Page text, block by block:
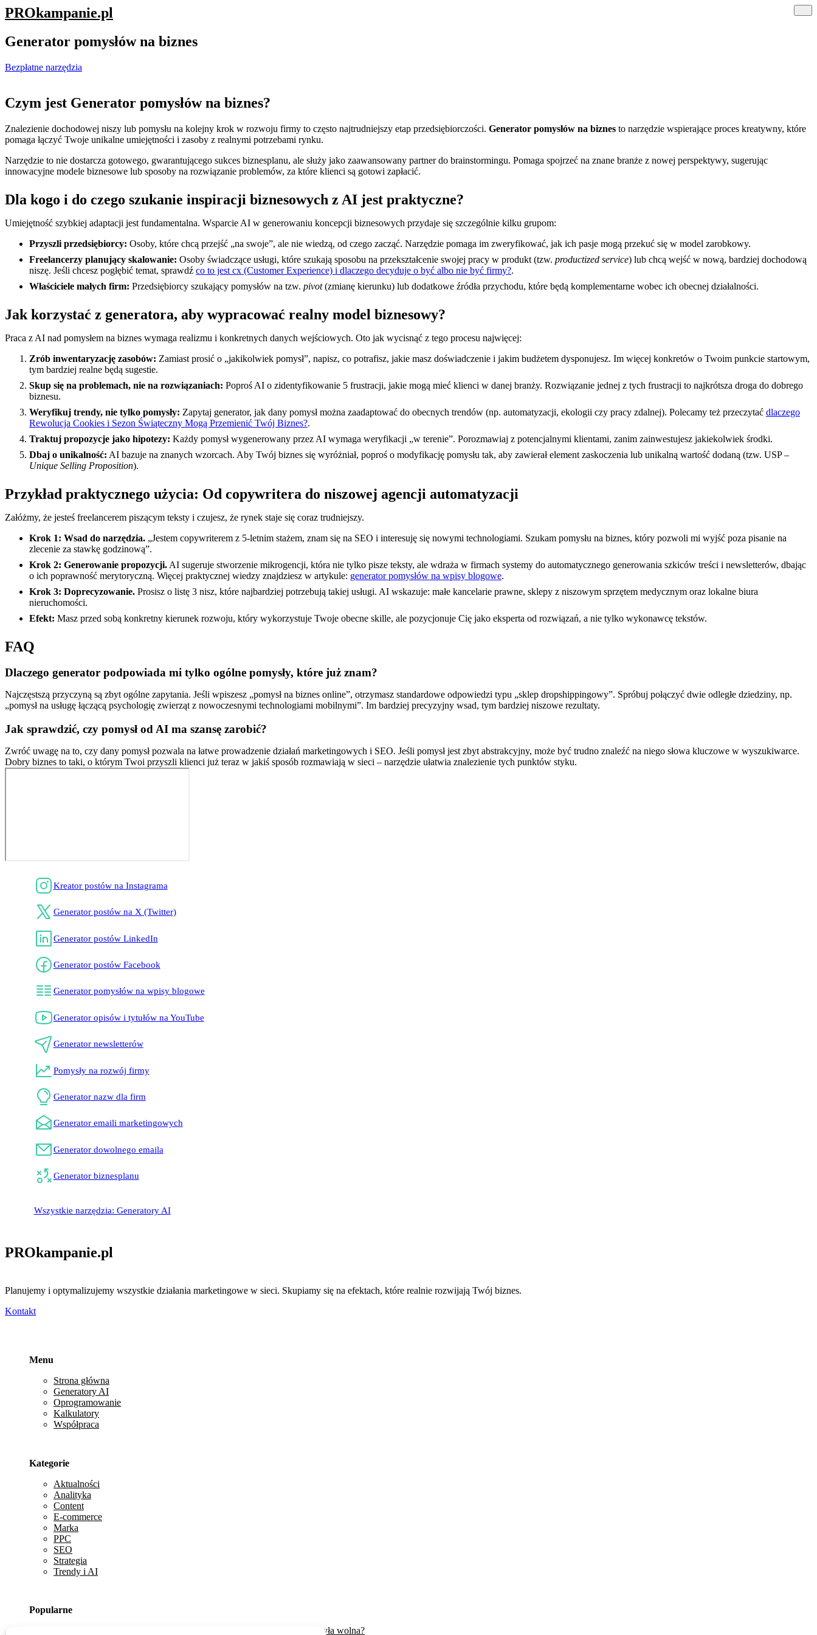
PROkampanie.pl
Generator pomysłów na biznes
Bezpłatne narzędzia
Czym jest Generator pomysłów na biznes?
Znalezienie dochodowej niszy lub pomysłu na kolejny krok w rozwoju firmy to często najtrudniejszy etap przedsiębiorczości. Generator pomysłów na biznes to narzędzie wspierające proces kreatywny, które
pomaga łączyć Twoje unikalne umiejętności i zasoby z realnymi potrzebami rynku.
Narzędzie to nie dostarcza gotowego, gwarantującego sukces biznesplanu, ale służy jako zaawansowany partner do brainstormingu. Pomaga spojrzeć na znane branże z nowej perspektywy, sugerując
innowacyjne modele biznesowe lub sposoby na rozwiązanie problemów, za które klienci są gotowi zapłacić.
Dla kogo i do czego szukanie inspiracji biznesowych z AI jest praktyczne?
Umiejętność szybkiej adaptacji jest fundamentalna. Wsparcie AI w generowaniu koncepcji biznesowych przydaje się szczególnie kilku grupom:
Przyszli przedsiębiorcy: Osoby, które chcą przejść „na swoje”, ale nie wiedzą, od czego zacząć. Narzędzie pomaga im zweryfikować, jak ich pasje mogą przekuć się w model zarobkowy.
Freelancerzy planujący skalowanie: Osoby świadczące usługi, które szukają sposobu na przekształcenie swojej pracy w produkt (tzw. productized service) lub chcą wejść w nową, bardziej dochodową
niszę. Jeśli chcesz pogłębić temat, sprawdź co to jest cx (Customer Experience) i dlaczego decyduje o być albo nie być firmy?.
Właściciele małych firm: Przedsiębiorcy szukający pomysłów na tzw. pivot(zmianę kierunku) lub dodatkowe źródła przychodu, które będą komplementarne wobec ich obecnej działalności.
Jak korzystać z generatora, aby wypracować realny model biznesowy?
Praca z AI nad pomysłem na biznes wymaga realizmu i konkretnych danych wejściowych. Oto jak wycisnąć z tego procesu najwięcej:
Zrób inwentaryzację zasobów: Zamiast prosić o „jakikolwiek pomysł”, napisz, co potrafisz, jakie masz doświadczenie i jakim budżetem dysponujesz. Im więcej konkretów o Twoim punkcie startowym,
tym bardziej realne będą sugestie.
Skup się na problemach, nie na rozwiązaniach: Poproś AI o zidentyfikowanie 5 frustracji, jakie mogą mieć klienci w danej branży. Rozwiązanie jednej z tych frustracji to najkrótsza droga do dobrego
biznesu.
Weryfikuj trendy, nie tylko pomysły: Zapytaj generator, jak dany pomysł można zaadaptować do obecnych trendów (np. automatyzacji, ekologii czy pracy zdalnej). Polecamy też przeczytać dlaczego
Rewolucja Cookies i Sezon Świąteczny Mogą Przemienić Twój Biznes?.
Traktuj propozycje jako hipotezy: Każdy pomysł wygenerowany przez AI wymaga weryfikacji „w terenie”. Porozmawiaj z potencjalnymi klientami, zanim zainwestujesz jakiekolwiek środki.
Dbaj o unikalność: AI bazuje na znanych wzorcach. Aby Twój biznes się wyróżniał, poproś o modyfikację pomysłu tak, aby zawierał element zaskoczenia lub unikalną wartość dodaną (tzw. USP –
Unique Selling Proposition).
Przykład praktycznego użycia: Od copywritera do niszowej agencji automatyzacji
Załóżmy, że jesteś freelancerem piszącym teksty i czujesz, że rynek staje się coraz trudniejszy.
Krok 1: Wsad do narzędzia. „Jestem copywriterem z 5-letnim stażem, znam się na SEO i interesuję się nowymi technologiami. Szukam pomysłu na biznes, który pozwoli mi wyjść poza pisanie na
zlecenie za stawkę godzinową”.
Krok 2: Generowanie propozycji. AI sugeruje stworzenie mikrogencji, która nie tylko pisze teksty, ale wdraża w firmach systemy do automatycznego generowania szkiców treści i newsletterów, dbając
o ich poprawność merytoryczną. Więcej praktycznej wiedzy znajdziesz w artykule: generator pomysłów na wpisy blogowe.
Krok 3: Doprecyzowanie. Prosisz o listę 3 nisz, które najbardziej potrzebują takiej usługi. AI wskazuje: małe kancelarie prawne, sklepy z niszowym sprzętem medycznym oraz lokalne biura
nieruchomości.
Efekt: Masz przed sobą konkretny kierunek rozwoju, który wykorzystuje Twoje obecne skille, ale pozycjonuje Cię jako eksperta od rozwiązań, a nie tylko wykonawcę tekstów.
FAQ
Dlaczego generator podpowiada mi tylko ogólne pomysły, które już znam?
Najczęstszą przyczyną są zbyt ogólne zapytania. Jeśli wpiszesz „pomysł na biznes online”, otrzymasz standardowe odpowiedzi typu „sklep dropshippingowy”. Spróbuj połączyć dwie odległe dziedziny, np.
„pomysł na usługę łączącą psychologię zwierząt z nowoczesnymi technologiami mobilnymi”. Im bardziej precyzyjny wsad, tym bardziej niszowe rezultaty.
Jak sprawdzić, czy pomysł od AI ma szansę zarobić?
Zwróć uwagę na to, czy dany pomysł pozwala na łatwe prowadzenie działań marketingowych i SEO. Jeśli pomysł jest zbyt abstrakcyjny, może być trudno znaleźć na niego słowa kluczowe w wyszukiwarce.
Dobry biznes to taki, o którym Twoi przyszli klienci już teraz w jakiś sposób rozmawiają w sieci – narzędzie ułatwia znalezienie tych punktów styku.
Kreator postów na Instagrama
Generator postów na X (Twitter)
Generator postów LinkedIn
Generator postów Facebook
Generator pomysłów na wpisy blogowe
Generator opisów i tytułów na YouTube
Generator newsletterów
Pomysły na rozwój firmy
Generator nazw dla firm
Generator emaili marketingowych
Generator dowolnego emaila
Generator biznesplanu
Wszystkie narzędzia: Generatory AI
PROkampanie.pl
Planujemy i optymalizujemy wszystkie działania marketingowe w sieci. Skupiamy się na efektach, które realnie rozwijają Twój biznes.
Kontakt
Menu
Strona główna
Generatory AI
Oprogramowanie
Kalkulatory
Współpraca
Kategorie
Aktualności
Analityka
Content
E-commerce
Marka
PPC
SEO
Strategia
Trendy i AI
Popularne
Kreatywne propozycje nazwy firmy: Jak nazwać biznes, by domena była wolna?